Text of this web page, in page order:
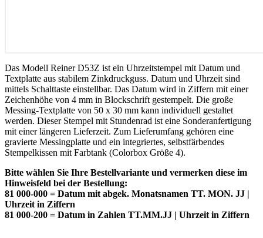
Das Modell Reiner D53Z ist ein Uhrzeitstempel mit Datum und
Textplatte aus stabilem Zinkdruckguss. Datum und Uhrzeit sind
mittels Schalttaste einstellbar. Das Datum wird in Ziffern mit einer
Zeichenhöhe von 4 mm in Blockschrift gestempelt. Die große
Messing-Textplatte von 50 x 30 mm kann individuell gestaltet
werden. Dieser Stempel mit Stundenrad ist eine Sonderanfertigung
mit einer längeren Lieferzeit. Zum Lieferumfang gehören eine
gravierte Messingplatte und ein integriertes, selbstfärbendes
Stempelkissen mit Farbtank (Colorbox Größe 4).
Bitte wählen Sie Ihre Bestellvariante und vermerken diese im
Hinweisfeld bei der Bestellung:
81 000-000 = Datum mit abgek. Monatsnamen TT. MON. JJ |
Uhrzeit in Ziffern
81 000-200 = Datum in Zahlen TT.MM.JJ | Uhrzeit in Ziffern